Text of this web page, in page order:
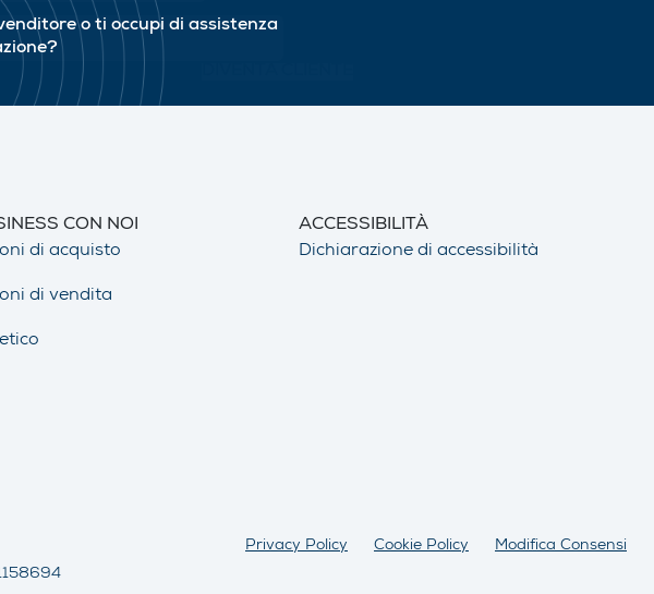
o ti occupi di assistenza
CON NOI
di acquisto
di vendita
ACCESSIBILITÀ
Dichiarazione di accessibilità
Privacy Policy Cookie Policy Modifica Consensi